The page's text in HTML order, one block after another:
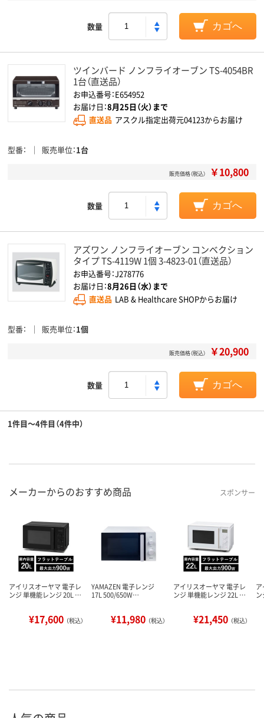
数量 カゴへ
ツインバード ノンフライオーブン TS-4054BR
1台（直送品）
お申込番号：E654952
お届け日：8月25日（火）まで
直送品 アスクル指定出荷元04123からお届け
型番 販売単位 1台
販売価格（税込） ￥10,800
数量 カゴへ
アズワン ノンフライオーブン コンベクション
タイプ TS-4119W 1個 3-4823-01（直送品）
お申込番号：J278776
お届け日：8月26日（水）まで
直送品 LAB & Healthcare SHOPからお届け
型番 販売単位 1個
販売価格（税込） ￥20,900
数量 カゴへ
1件目～4件目（4件中）
メーカーからのおすすめ商品 スポンサー
アイリスオーヤマ 電子レ
ンジ 単機能レンジ 20L …
¥17,600 （税込）
YAMAZEN 電子レンジ
17L 500/650W…
¥11,980 （税込）
アイリスオーヤマ 電子レ
ンジ 単機能レンジ 22L …
¥21,450 （税込）